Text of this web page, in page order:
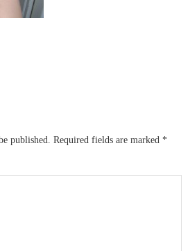
published. Required fields are marked *